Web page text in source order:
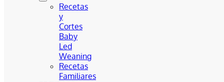
Recetas
y
Cortes
Baby
Led
Weaning
Recetas
Familiares